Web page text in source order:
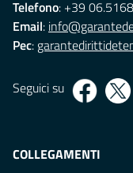
Telefono: +39
Email:
Pec:
Seguici su
COLLEGAMENTI